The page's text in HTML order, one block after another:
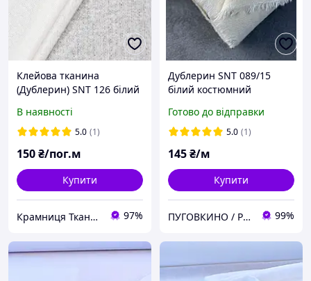
Клейова тканина
(Дублерин) SNT 126 білий
В наявності
5.0 (1)
150₴/пог.м
Купити
Крамниця Тканин 97%
Дублерин SNT 089/15
білий костюмний
Готово до відправки
5.0 (1)
145₴/м
Купити
ПУГОВКИНО / PUGOVKINO 99%